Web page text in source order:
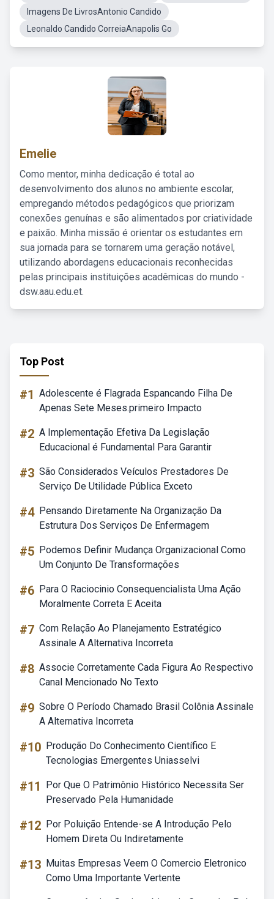
Imagens De LivrosAntonio Candido
Leonaldo Candido CorreiaAnapolis Go
Emelie
Como mentor, minha dedicação é total ao
desenvolvimento dos alunos no ambiente escolar,
empregando métodos pedagógicos que priorizam
conexões genuínas e são alimentados por criatividade
e paixão. Minha missão é orientar os estudantes em
sua jornada para se tornarem uma geração notável,
utilizando abordagens educacionais reconhecidas
pelas principais instituições acadêmicas do mundo -
dsw.aau.edu.et.
Top Post
#1 Adolescente é Flagrada Espancando Filha De
Apenas Sete Meses.primeiro Impacto
#2 A Implementação Efetiva Da Legislação
Educacional é Fundamental Para Garantir
#3 São Considerados Veículos Prestadores De
Serviço De Utilidade Pública Exceto
#4 Pensando Diretamente Na Organização Da
Estrutura Dos Serviços De Enfermagem
#5 Podemos Definir Mudança Organizacional Como
Um Conjunto De Transformações
#6 Para O Raciocinio Consequencialista Uma Ação
Moralmente Correta E Aceita
#7 Com Relação Ao Planejamento Estratégico
Assinale A Alternativa Incorreta
#8 Associe Corretamente Cada Figura Ao Respectivo
Canal Mencionado No Texto
#9 Sobre O Período Chamado Brasil Colônia Assinale
A Alternativa Incorreta
#10 Produção Do Conhecimento Científico E
Tecnologias Emergentes Uniasselvi
#11
Por Que O Patrimônio Histórico Necessita Ser
Preservado Pela Humanidade
#12 Por Poluição Entende-se A Introdução Pelo
Homem Direta Ou Indiretamente
#13 Muitas Empresas Veem O Comercio Eletronico
Como Uma Importante Vertente